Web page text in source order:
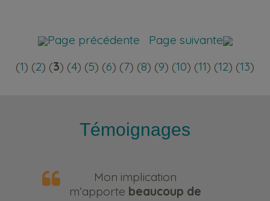
Page précédente
Page suivante
(1) (2) (3) (4) (5) (6) (7) (8) (9) (10) (11) (12) (13)
Témoignages
En prenant le
faire l’appel,